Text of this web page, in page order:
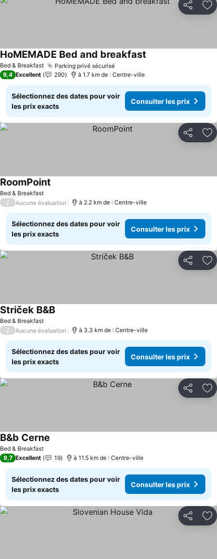
Partager
Bed & Breakfast Parking privé sécurisé
HoMEMADE Bed and breakfast
9,4 Excellent 290 à 1.7 km de : Centre-ville
Sélectionnez des dates pour voir
les prix exacts
Consulter les prix
Partager
Bed & Breakfast
RoomPoint
/ Aucune évaluation à 2.2 km de : Centre-ville
Sélectionnez des dates pour voir
les prix exacts
Consulter les prix
Partager
Bed & Breakfast
Striček B&B
/ Aucune évaluation à 3.3 km de : Centre-ville
Sélectionnez des dates pour voir
les prix exacts
Consulter les prix
Partager
Bed & Breakfast
B&b Cerne
9,7 Excellent 19 à 11.5 km de : Centre-ville
Sélectionnez des dates pour voir
les prix exacts
Consulter les prix
Partager